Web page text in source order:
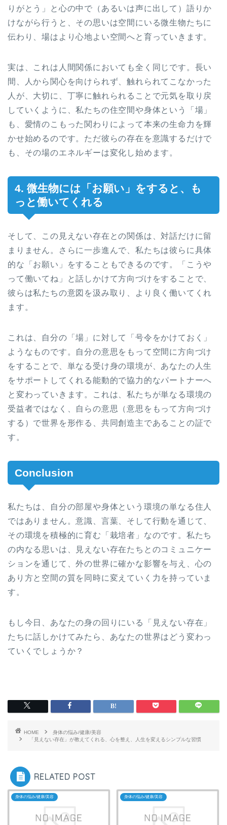
りがとう」と心の中で（あるいは声に出して）語りか
けながら行うと、その思いは空間にいる微生物たちに
伝わり、場はより心地よい空間へと育っていきます。
実は、これは人間関係においても全く同じです。長い
間、人から関心を向けられず、触れられてこなかった
人が、大切に、丁寧に触れられることで元気を取り戻
していくように、私たちの住空間や身体という「場」
も、愛情のこもった関わりによって本来の生命力を輝
かせ始めるのです。ただ彼らの存在を意識するだけで
も、その場のエネルギーは変化し始めます。
4. 微生物には「お願い」をすると、も
っと働いてくれる
そして、この見えない存在との関係は、対話だけに留
まりません。さらに一歩進んで、私たちは彼らに具体
的な「お願い」をすることもできるのです。「こうや
って働いてね」と話しかけて方向づけをすることで、
彼らは私たちの意図を汲み取り、より良く働いてくれ
ます。
これは、自分の「場」に対して「号令をかけておく」
ようなものです。自分の意思をもって空間に方向づけ
をすることで、単なる受け身の環境が、あなたの人生
をサポートしてくれる能動的で協力的なパートナーへ
と変わっていきます。これは、私たちが単なる環境の
受益者ではなく、自らの意思（意思をもって方向づけ
する）で世界を形作る、共同創造主であることの証で
す。
Conclusion
私たちは、自分の部屋や身体という環境の単なる住人
ではありません。意識、言葉、そして行動を通じて、
その環境を積極的に育む「栽培者」なのです。私たち
の内なる思いは、見えない存在たちとのコミュニケー
ションを通じて、外の世界に確かな影響を与え、心の
あり方と空間の質を同時に変えていく力を持っていま
す。
もし今日、あなたの身の回りにいる「見えない存在」
たちに話しかけてみたら、あなたの世界はどう変わっ
ていくでしょうか？
HOME
身体の悩み/健康/美容
「見えない存在」が教えてくれる、心を整え、人生を変えるシンプルな習慣
RELATED POST
身体の悩み/健康/美容 身体の悩み/健康/美容